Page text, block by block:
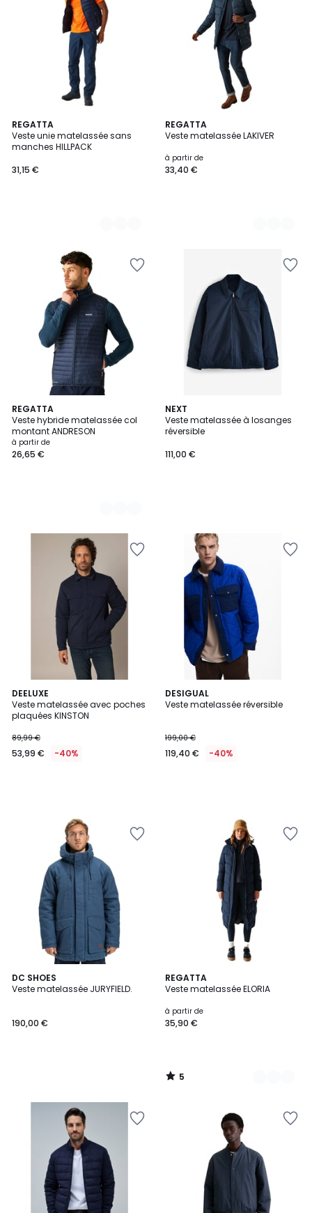
REGATTA
Veste unie matelassée sans
manches HILLPACK
31,15 €
3
Couleurs
REGATTA
Veste matelassée LAKIVER
à partir de
33,40 €
4
Couleurs
REGATTA
Veste hybride matelassée col
montant ANDRESON
à partir de
26,65 €
3
Couleurs
NEXT
Veste matelassée à losanges
réversible
111,00 €
DEELUXE
Veste matelassée avec poches
plaquées KINSTON
89,99 €
53,99 € -40%
DESIGUAL
Veste matelassée réversible
199,00 €
119,40 € -40%
DC SHOES
Veste matelassée JURYFIELD.
190,00 €
REGATTA
Veste matelassée ELORIA
à partir de
35,90 €
5
/
4
Couleurs
5
/